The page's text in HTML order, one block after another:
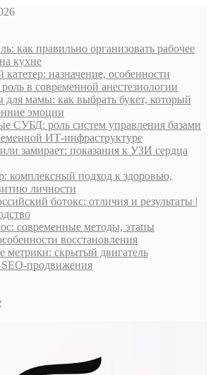
как правильно организовать рабочее
кухне
назначение, особенности
в современной анестезиологии
для мамы: как выбрать букет, который
эмоции
СУБД: роль систем управления базами
ИТ-инфраструктуре
замирает: показания к УЗИ сердца
комплексный подход к здоровью,
личности
ботокс: отличия и результаты |
современные методы, этапы
восстановления
метрики: скрытый двигатель
продвижения